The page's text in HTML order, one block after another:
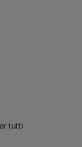
tutti